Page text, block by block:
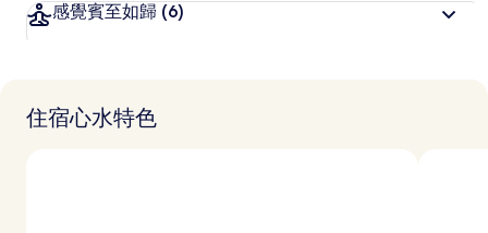
感覺賓至如歸 (6)
住宿心水特色